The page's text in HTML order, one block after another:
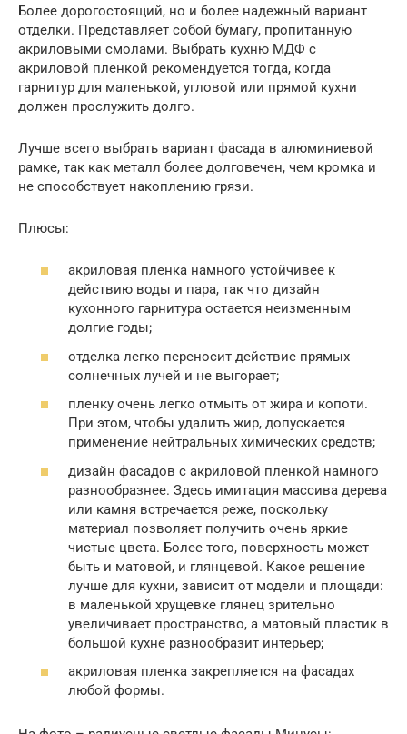
Более дорогостоящий, но и более надежный вариант
отделки. Представляет собой бумагу, пропитанную
акриловыми смолами. Выбрать кухню МДФ с
акриловой пленкой рекомендуется тогда, когда
гарнитур для маленькой, угловой или прямой кухни
должен прослужить долго.
Лучше всего выбрать вариант фасада в алюминиевой
рамке, так как металл более долговечен, чем кромка и
не способствует накоплению грязи.
Плюсы:
акриловая пленка намного устойчивее к
действию воды и пара, так что дизайн
кухонного гарнитура остается неизменным
долгие годы;
отделка легко переносит действие прямых
солнечных лучей и не выгорает;
пленку очень легко отмыть от жира и копоти.
При этом, чтобы удалить жир, допускается
применение нейтральных химических средств;
дизайн фасадов с акриловой пленкой намного
разнообразнее. Здесь имитация массива дерева
или камня встречается реже, поскольку
материал позволяет получить очень яркие
чистые цвета. Более того, поверхность может
быть и матовой, и глянцевой. Какое решение
лучше для кухни, зависит от модели и площади:
в маленькой хрущевке глянец зрительно
увеличивает пространство, а матовый пластик в
большой кухне разнообразит интерьер;
акриловая пленка закрепляется на фасадах
любой формы.